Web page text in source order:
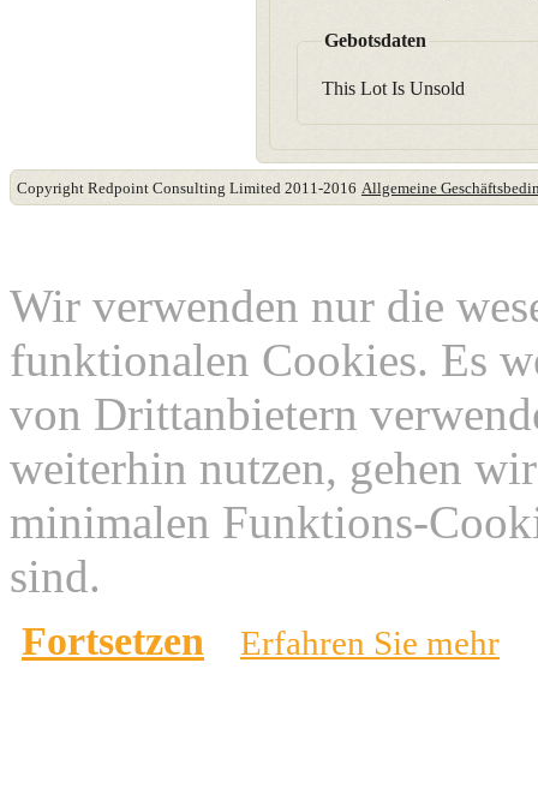
Gebotsdaten
This Lot Is Unsold
Copyright Redpoint Consulting Limited 2011-2016 Allgemeine
Wir verwenden nur die
funktionalen Cookies. Es
von Drittanbietern
weiterhin nutzen, gehen
minimalen Funktions-
sind.
Fortsetzen Erfahren Sie mehr